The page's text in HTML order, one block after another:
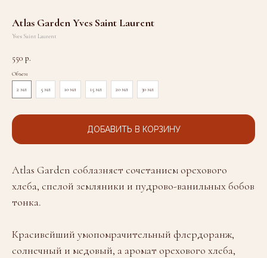
Atlas Garden Yves Saint Laurent
Yves Saint Laurent
550 р.
Объем
2 мл 5 мл 10 мл 15 мл 20 мл 30 мл
ДОБАВИТЬ В КОРЗИНУ
Atlas Garden соблазняет сочетанием орехового
хлеба, спелой земляники и пудрово-ванильных бобов
тонка.
Красивейший умопомрачительный флердоранж,
солнечный и медовый, а аромат орехового хлеба,